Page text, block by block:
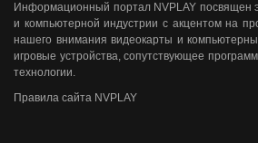
Информационный портал NVPLAY посвящен
и компьютерной индустрии с акцентом на
нашего внимания видеокарты и
игровые устройства, сопутствующее
технологии.
Правила сайта NVPLAY